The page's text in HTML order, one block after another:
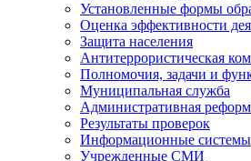
Установленные формы
Оценка эффективности
Защита населения
Антитеррористическая
Полномочия, задачи и
Муниципальная служба
Административная
Результаты проверок
Информационные системы
Учрежденные СМИ